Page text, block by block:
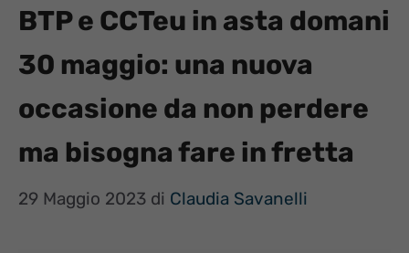
BTP e CCTeu in asta domani
30 maggio: una nuova
occasione da non perdere
ma bisogna fare in fretta
29 Maggio 2023 di Claudia Savanelli